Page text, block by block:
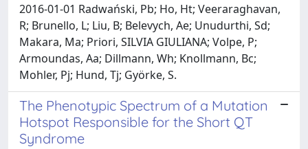
2016-01-01 Radwański, Pb; Ho, Ht; Veeraraghavan,
R; Brunello, L; Liu, B; Belevych, Ae; Unudurthi, Sd;
Makara, Ma; Priori, SILVIA GIULIANA; Volpe, P;
Armoundas, Aa; Dillmann, Wh; Knollmann, Bc;
Mohler, Pj; Hund, Tj; Györke, S.
The Phenotypic Spectrum of a Mutation
Hotspot Responsible for the Short QT
Syndrome